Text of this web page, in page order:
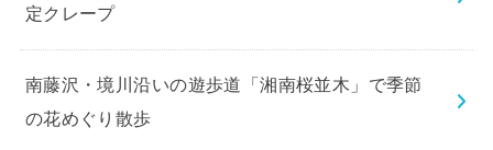
定クレープ
南藤沢・境川沿いの遊歩道「湘南桜並木」で季節
の花めぐり散歩